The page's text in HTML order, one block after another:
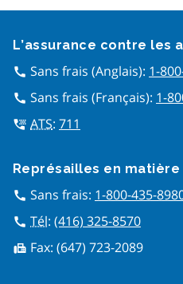
L’assurance contre les
call Sans frais (Anglais): 1-
call Sans frais (Français): 1-
tty ATS: 711
Représailles en
call Sans frais: 1-800-435-
call Tél: (416) 325-8570
fax Fax: (647) 723-2089